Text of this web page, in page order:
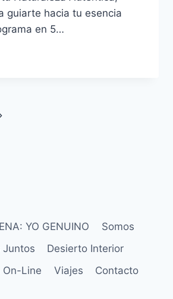
guiarte hacia tu esencia
en 5…
YO GENUINO
Somos
Juntos
Desierto Interior
On-Line
Viajes Contacto